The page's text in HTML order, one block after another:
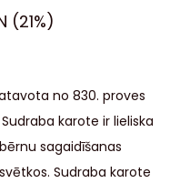
(21%)
no 830. proves
karote ir lieliska
sagaidīšanas
Sudraba karote